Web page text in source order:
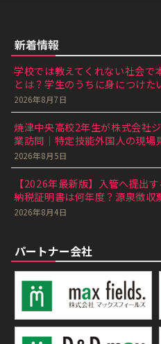
新着情報
学校では教えてくれない社会で
とは？学生のうちに身につけた
2026年8月7日
焼津中央高校2年生が株式会社
業訪問｜特定技能外国人の現場
2026年8月5日
【2026年最新版】入管へ提出
納税証明書は何年度？源泉徴収
2026年8月4日
パートナー会社